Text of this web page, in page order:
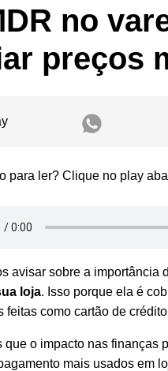
no
preços
para ler? Clique no play
avisar sobre a importância
loja. Isso porque ela é
feitas como cartão de
que o impacto nas finanças
mais usados em